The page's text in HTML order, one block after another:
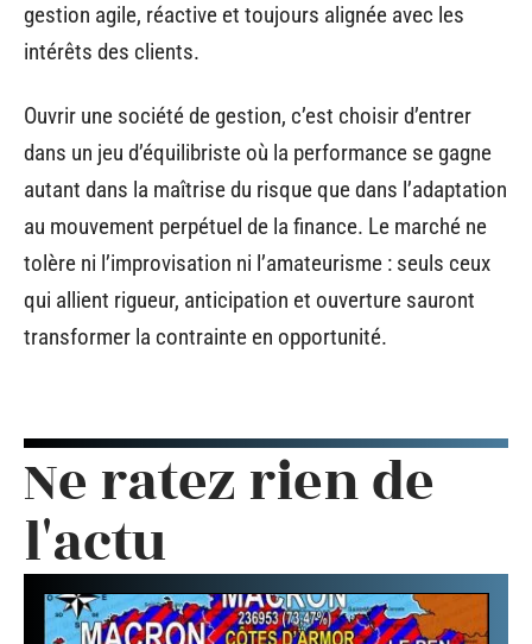
gestion agile, réactive et toujours alignée avec les
intérêts des clients.
Ouvrir une société de gestion, c’est choisir d’entrer
dans un jeu d’équilibriste où la performance se gagne
autant dans la maîtrise du risque que dans l’adaptation
au mouvement perpétuel de la finance. Le marché ne
tolère ni l’improvisation ni l’amateurisme : seuls ceux
qui allient rigueur, anticipation et ouverture sauront
transformer la contrainte en opportunité.
Ne ratez rien de
l'actu